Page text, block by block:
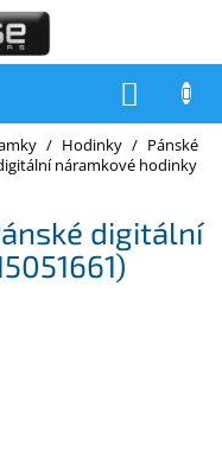
/ Hodinky / Pánské
náramkové hodinky
digitální